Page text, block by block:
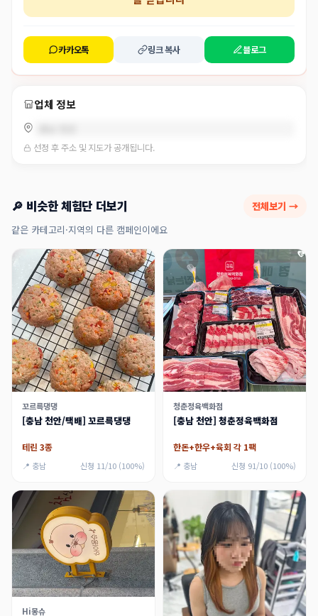
카카오톡 링크 복사 블로그
업체 정보
선정 후 주소 및 지도가 공개됩니다.
🔎 비슷한 체험단 더보기 전체보기 →
같은 카테고리·지역의 다른 캠페인이에요
꼬르륵댕댕
[충남 천안/택배] 꼬르륵댕댕
테린 3종
📍 충남 신청 11/10 (100%)
청춘정육백화점
[충남 천안] 청춘정육백화점
한돈+한우+육회 각 1팩
📍 충남 신청 91/10 (100%)
Hi몽슈